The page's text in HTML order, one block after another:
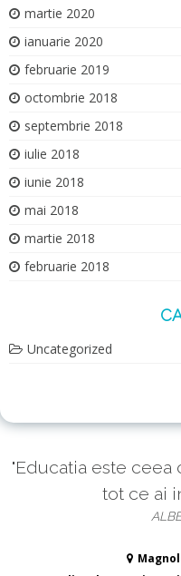
martie 2020
ianuarie 2020
februarie 2019
octombrie 2018
septembrie 2018
iulie 2018
iunie 2018
mai 2018
martie 2018
februarie 2018
Uncategorized
"Educatia este
tot ce ai